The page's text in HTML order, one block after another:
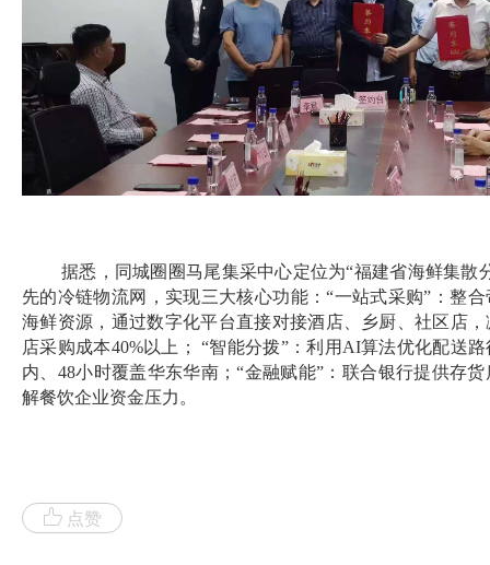
据悉，同城圈圈马尾集采中心定位为“福建省海鲜集散
先的冷链物流网，实现三大核心功能：“一站式采购”：整
海鲜资源，通过数字化平台直接对接酒店、乡厨、社区店
店采购成本40%以上； “智能分拨”：利用AI算法优化配送
内、48小时覆盖华东华南；“金融赋能”：联合银行提供存
解餐饮企业资金压力。
点赞